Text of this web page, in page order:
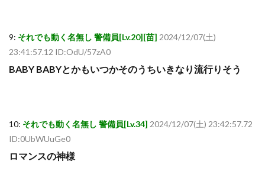
9: それでも動く名無し 警備員[Lv.20][苗] 2024/12/07(土)
23:41:57.12 ID:OdU/57zA0
BABY BABYとかもいつかそのうちいきなり流行りそう
10: それでも動く名無し 警備員[Lv.34] 2024/12/07(土) 23:42:57.72
ID:0UbWUuGe0
ロマンスの神様